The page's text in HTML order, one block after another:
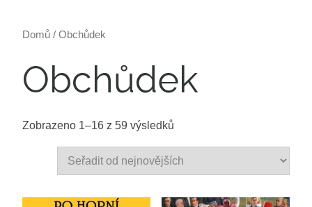
Domů / Obchůdek
Obchůdek
Zobrazeno 1–16 z 59 výsledků